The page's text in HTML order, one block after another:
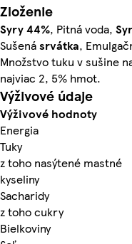
Zloženie
Syry44%, Pitná voda, Syr
Sušenásrvátka,
Množstvo tuku v sušine
najviac 2, 5% hmot.
Výživové údaje
Výživové hodnoty
Energia
Tuky
z toho nasýtené mastné
kyseliny
Sacharidy
z toho cukry
Bielkoviny